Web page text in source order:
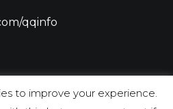
qqinfo
to improve your experience.